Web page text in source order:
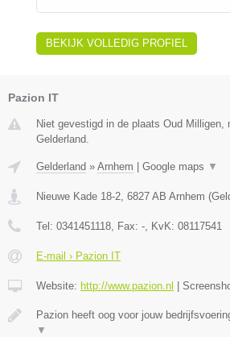
BEKIJK VOLLEDIG PROFIEL
Pazion IT
Niet gevestigd in de plaats Oud Milligen,
Gelderland.
Gelderland » Arnhem | Google maps ▼
Nieuwe Kade 18-2 6827 AB Arnhem (
Tel: 0341451118 , Fax: - , KvK: 08117541
E-mail › Pazion IT
Website: http://www.pazion.nl |
Pazion heeft oog voor jouw
▼